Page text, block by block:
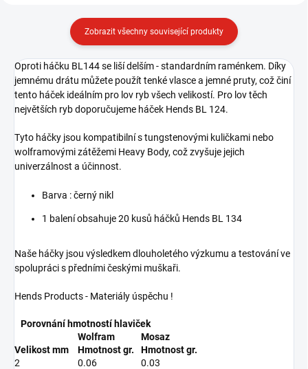
Zobrazit všechny související produkty
Oproti háčku BL144 se liší delším - standardním raménkem. Díky
jemnému drátu můžete použít tenké vlasce a jemné pruty, což činí
tento háček ideálním pro lov ryb všech velikostí. Pro lov těch
největších ryb doporučujeme háček Hends BL 124.
Tyto háčky jsou kompatibilní s tungstenovými kuličkami nebo
wolframovými zátěžemi Heavy Body, což zvyšuje jejich
univerzálnost a účinnost.
Barva : černý nikl
1 balení obsahuje 20 kusů háčků Hends BL 134
Naše háčky jsou výsledkem dlouholetého výzkumu a testování ve
spolupráci s předními českými muškaři.
Hends Products - Materiály úspěchu !
Porovnání hmotností hlaviček
Wolfram
Mosaz
Velikost mm
Hmotnost gr.
Hmotnost gr.
2
0.06
0.03